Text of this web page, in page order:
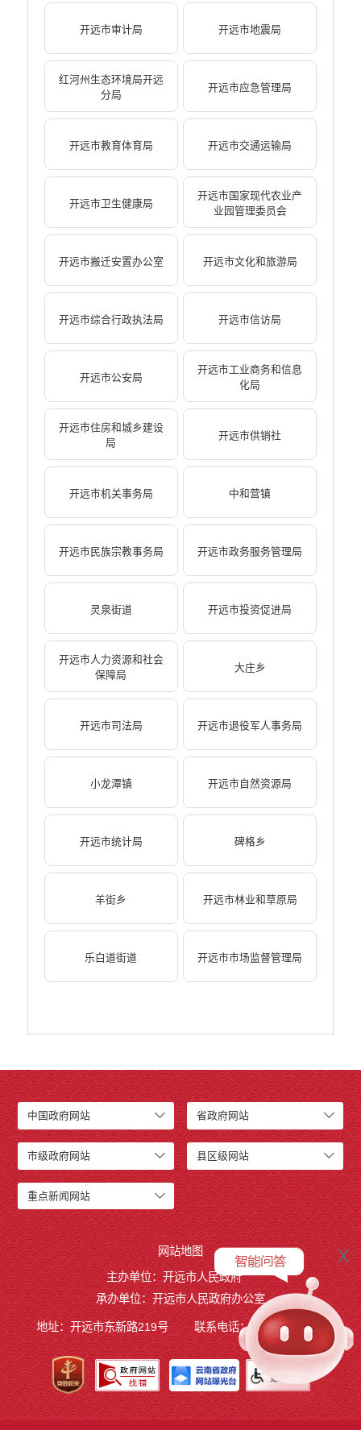
开远市审计局 开远市地震局
红河州生态环境局开远
分局
开远市应急管理局
开远市教育体育局 开远市交通运输局
开远市卫生健康局
开远市国家现代农业产
业园管理委员会
开远市搬迁安置办公室 开远市文化和旅游局
开远市综合行政执法局 开远市信访局
开远市公安局
开远市工业商务和信息
化局
开远市住房和城乡建设
局
开远市供销社
开远市机关事务局 中和营镇
开远市民族宗教事务局 开远市政务服务管理局
灵泉街道 开远市投资促进局
开远市人力资源和社会
保障局
大庄乡
开远市司法局 开远市退役军人事务局
小龙潭镇 开远市自然资源局
开远市统计局 碑格乡
羊街乡 开远市林业和草原局
乐白道街道 开远市市场监督管理局
中国政府网站 省政府网站
市级政府网站 县区级网站
重点新闻网站
网站地图
主办单位：开远市人民政府
承办单位：开远市人民政府办公室
地址：开远市东新路219号 联系电话：0873-7236877
x